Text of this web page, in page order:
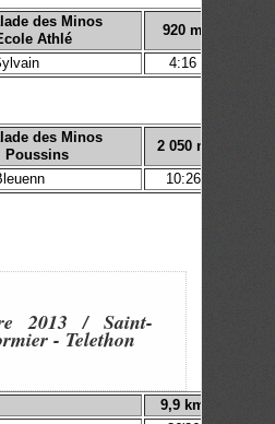
des Minos
Athlé
920 m
4:16
des Minos
Poussins
2 050 m
10:26
2013 / Saint-
- Telethon
9,9 km